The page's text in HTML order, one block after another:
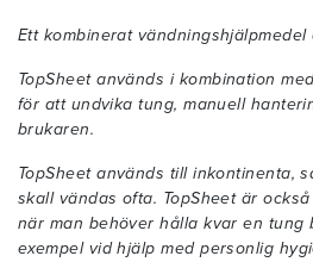
Ett kombinerat
TopSheet används i kombination
för att undvika tung, manuell
brukaren.
TopSheet används till inkontinenta,
skall vändas ofta. TopSheet är
när man behöver hålla kvar en tung
exempel vid hjälp med personlig